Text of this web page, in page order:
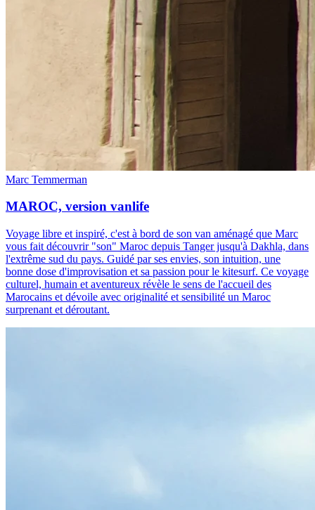
Marc Temmerman
MAROC, version vanlife
Voyage libre et inspiré, c'est à bord de son van aménagé que Marc
vous fait découvrir "son" Maroc depuis Tanger jusqu'à Dakhla, dans
l'extrême sud du pays. Guidé par ses envies, son intuition, une
bonne dose d'improvisation et sa passion pour le kitesurf. Ce voyage
culturel, humain et aventureux révèle le sens de l'accueil des
Marocains et dévoile avec originalité et sensibilité un Maroc
surprenant et déroutant.